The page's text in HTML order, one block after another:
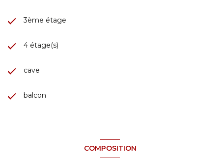
3ème étage
4 étage(s)
cave
balcon
COMPOSITION